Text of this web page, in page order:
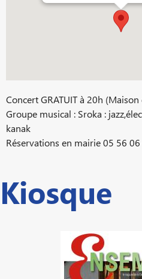
Concert GRATUIT à 20h (Maison
Groupe musical : Sroka :
kanak
Réservations en mairie 05 56
Kiosque